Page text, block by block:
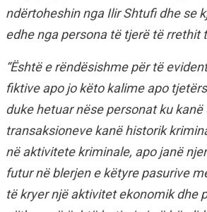
ndërtoheshin nga Ilir Shtufi dhe se
edhe nga persona të tjerë të rrethit
“Është e rëndësishme për të
fiktive apo jo këto kalime apo
duke hetuar nëse personat ku kanë
transaksioneve kanë historik
në aktivitete kriminale, apo janë
futur në blerjen e këtyre pasurive
të kryer një aktivitet ekonomik dhe